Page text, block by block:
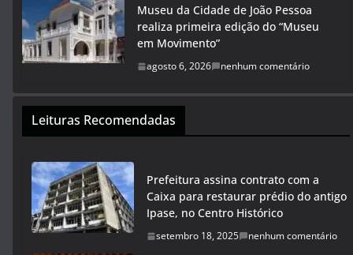
Museu da Cidade de João Pessoa
realiza primeira edição do “Museu
em Movimento”
agosto 6, 2026 nenhum comentário
Leituras Recomendadas
Prefeitura assina contrato com a
Caixa para restaurar prédio do antigo
Ipase, no Centro Histórico
setembro 18, 2025 nenhum comentário